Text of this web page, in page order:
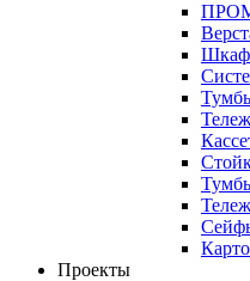
Проекты